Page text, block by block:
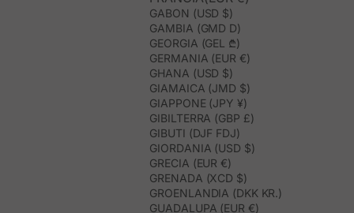
GABON (USD $)
GAMBIA (GMD D)
GEORGIA (GEL ₾)
GERMANIA (EUR €)
GHANA (USD $)
GIAMAICA (JMD $)
GIAPPONE (JPY ¥)
GIBILTERRA (GBP £)
GIBUTI (DJF FDJ)
GIORDANIA (USD $)
GRECIA (EUR €)
GRENADA (XCD $)
GROENLANDIA (DKK KR.)
GUADALUPA (EUR €)